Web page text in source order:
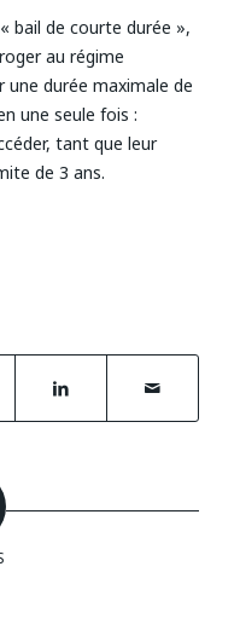
bail de courte durée »,
au régime
une durée maximale de
une seule fois :
tant que leur
de 3 ans.